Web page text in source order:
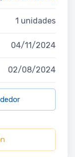
1 unidades
04/11/2024
02/08/2024